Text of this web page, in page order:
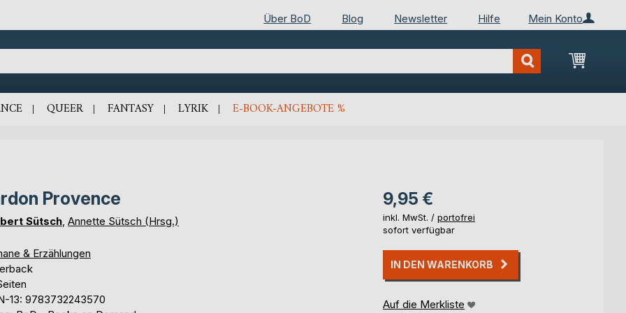
Mein Konto
Über BoD Blog Newsletter Hilfe
Mein
QUEER FANTASY LYRIK E-BOOK-ANGEBOTE %
Provence
Sütsch Annette Sütsch (Hrsg.)
& Erzählungen
13: 9783732243570
9,95 €
inkl. MwSt. / portofrei
sofort verfügbar
IN DEN WARENKORB
Auf die Merkliste